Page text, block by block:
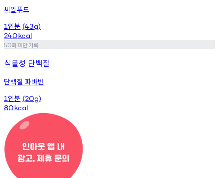
씨알푸드
1 인분 (43g)
240kcal
50회 미만기록
식물성 단백질
단백질 파바빈
1 인분 (20g)
80kcal